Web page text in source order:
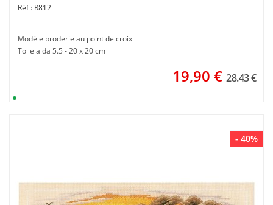
R812
Modèle broderie au point de croix
Toile aida 5.5 - 20 x 20 cm
19,90 € 28.43 €
- 40%